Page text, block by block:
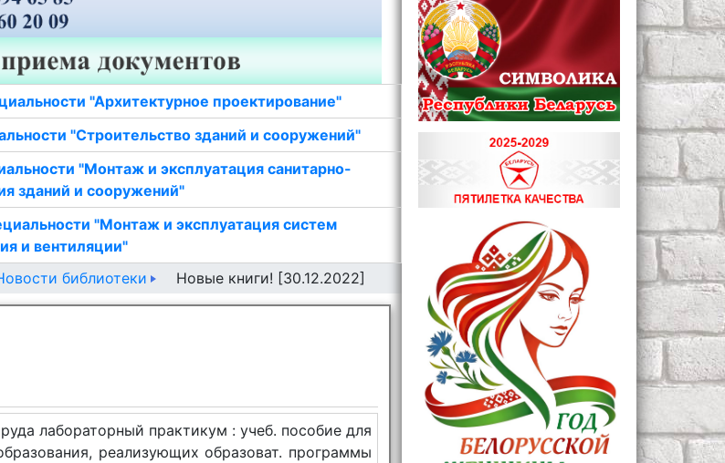
"Архитектурное проектирование"
"Строительство зданий и сооружений"
"Монтаж и эксплуатация санитарно-
зданий и сооружений"
"Монтаж и эксплуатация систем
и вентиляции"
библиотеки Новые книги! [30.12.2022]
лабораторный практикум : учеб. пособие для
реализующих образоват. программы